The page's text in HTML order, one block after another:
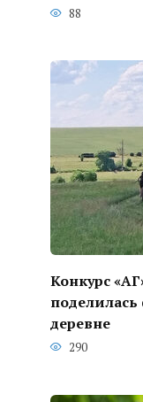
88
Конкурс
деревне
290